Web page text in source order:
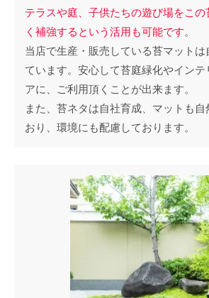
テラスや庭、子供たちの遊び場をこの
く補強するという活用も可能です。
当店で生産・販売している苔マットは
ています。安心して苔庭緑化やインテ
アに、ご利用頂くことが出来ます。
また、苔ネタは自社育成、マットも自
おり、環境にも配慮しております。